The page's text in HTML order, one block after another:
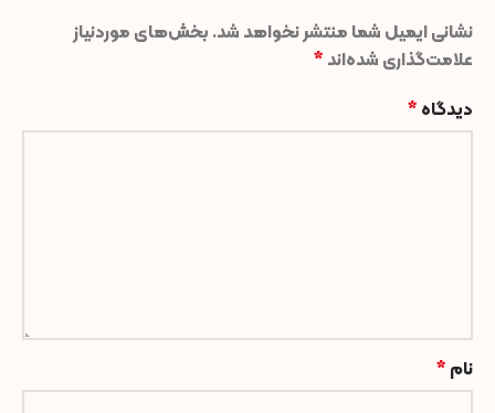
نشانی ایمیل شما منتشر نخواهد شد. بخش‌های موردنیاز
علامت‌گذاری شده‌اند *
دیدگاه *
نام *